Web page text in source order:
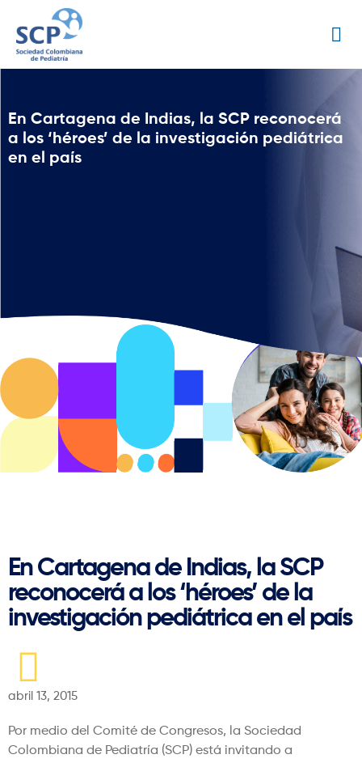
En Cartagena de Indias, la SCP reconocerá
a los ‘héroes’ de la investigación pediátrica
en el país
En Cartagena de Indias, la SCP
reconocerá a los ‘héroes’ de la
investigación pediátrica en el país
abril 13, 2015
Por medio del Comité de Congresos, la Sociedad
Colombiana de Pediatría (SCP) está invitando a